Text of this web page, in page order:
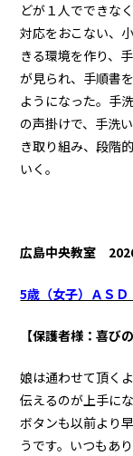
どが１人でできな
対応をおこない、
きる環境を作り、
が見られ、手順書
ようになった。手
の声掛けで、手洗
き取り組み、段階
いく。
広島中央教室
5歳（女子）ＡＳ
【保護者様：喜びの
娘は通わせて頂く
伝えるのが上手に
ボタンも以前より
うです。いつもあ